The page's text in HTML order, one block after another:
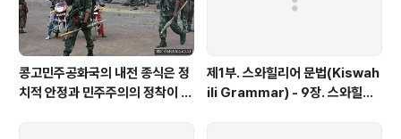
콩고민주공화국의 내전 종식은 정
치적 안정과 민주주의의 정착이 관
제1부. 스와힐리어 문법(Kiswah
ili Grammar) - 9장. 스와힐리